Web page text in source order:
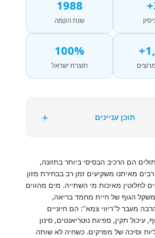
1988
שנת הקמה
100%
תוצרת ישראל
תוכן עניינים +
הם הרכיב הבסיסי ביותר בתזונה,
מאיתנו משקיעים זמן רב בבחירת מזון
לחלוטין מאיכות מי השתייה. מים מהווים
ממשקל הגוף של חיית מחמד בריאה,
מעבר ל"ריווי צמא": הם חיוניים
עיכול תקין, ספיגת נוטריאנטים, סינון
וסיכה של מפרקים. כשחיה לא שותה